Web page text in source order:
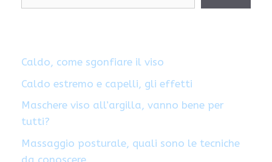
Caldo, come sgonfiare il viso
Caldo estremo e capelli, gli effetti
Maschere viso all’argilla, vanno bene per
tutti?
Massaggio posturale, quali sono le tecniche
da conoscere